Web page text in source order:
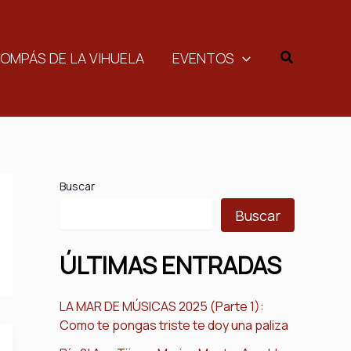
DE LA VIHUELA EVENTOS Buscar
Buscar
Buscar
ÚLTIMAS ENTRADAS
LA MAR DE MÚSICAS 2025 (Parte 1):
Como te pongas triste te doy una paliza